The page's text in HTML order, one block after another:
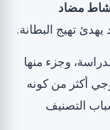
مضاد
يهدئ تهيج البطانة.
وجزء منها
أكثر من كونه
التصنيف